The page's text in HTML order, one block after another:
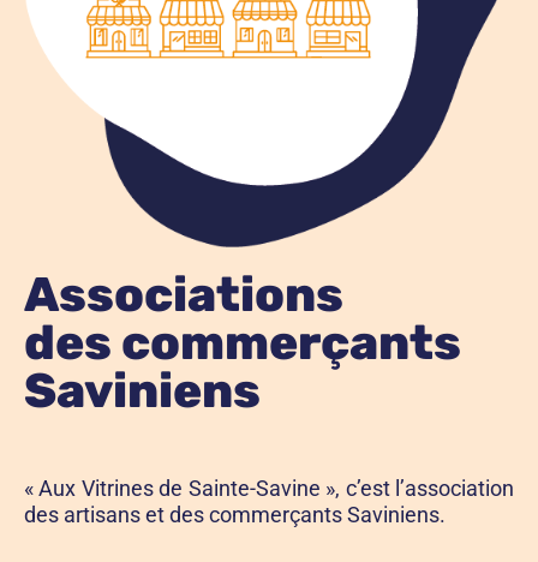
Associations
des commerçants
Saviniens
« Aux Vitrines de Sainte-Savine », c’est l’association
des artisans et des commerçants Saviniens.